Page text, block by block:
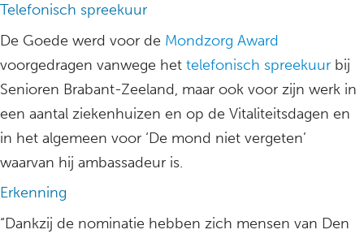
Telefonisch spreekuur
De Goede werd voor de Mondzorg Award
voorgedragen vanwege het telefonisch spreekuur bij
Senioren Brabant-Zeeland, maar ook voor zijn werk in
een aantal ziekenhuizen en op de Vitaliteitsdagen en
in het algemeen voor ‘De mond niet vergeten’
waarvan hij ambassadeur is.
Erkenning
“Dankzij de nominatie hebben zich mensen van Den